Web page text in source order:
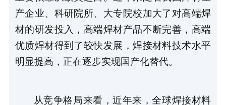
产企业、科研院所、大专院校加大了对高端焊
材的研发投入，高端焊材产品不断完善，高端
优质焊材得到了较快发展，焊接材料技术水平
明显提高，正在逐步实现国产化替代。
从竞争格局来看，近年来，全球焊接材料